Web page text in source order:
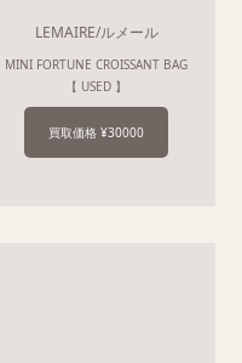
LEMAIRE/ルメール
MINI FORTUNE CROISSANT BAG
【 USED 】
買取価格 ¥30000